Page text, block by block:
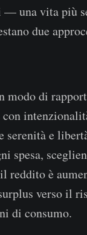
una vita più
due
modo di
serenità e
spesa,
reddito è
verso il
di consumo.